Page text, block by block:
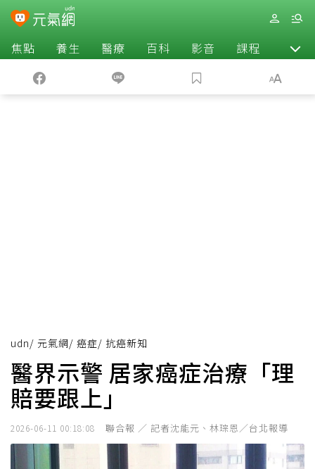
焦點 養生 醫療 百科 影音 課程 退休
udn/ 元氣網/ 癌症/ 抗癌新知
醫界示警 居家癌症治療「理
賠要跟上」
2026-06-11 00:18:08 聯合報 ／ 記者沈能元、林琮恩／台北報導